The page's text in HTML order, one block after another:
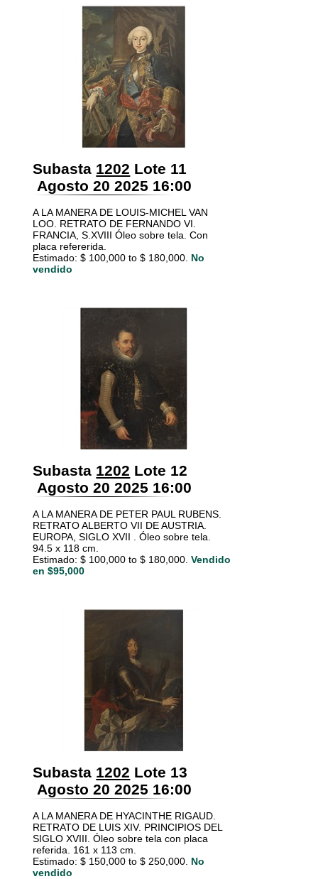
Subasta 1202 Lote 11
Agosto 20 2025 16:00
A LA MANERA DE LOUIS-MICHEL VAN
LOO. RETRATO DE FERNANDO VI.
FRANCIA, S.XVIII Óleo sobre tela. Con
placa refererida.
Estimado: $ 100,000 to $ 180,000. No
vendido
Subasta 1202 Lote 12
Agosto 20 2025 16:00
A LA MANERA DE PETER PAUL RUBENS.
RETRATO ALBERTO VII DE AUSTRIA.
EUROPA, SIGLO XVII . Óleo sobre tela.
94.5 x 118 cm.
Estimado: $ 100,000 to $ 180,000. Vendido
en $95,000
Subasta 1202 Lote 13
Agosto 20 2025 16:00
A LA MANERA DE HYACINTHE RIGAUD.
RETRATO DE LUIS XIV. PRINCIPIOS DEL
SIGLO XVIII. Óleo sobre tela con placa
referida. 161 x 113 cm.
Estimado: $ 150,000 to $ 250,000. No
vendido